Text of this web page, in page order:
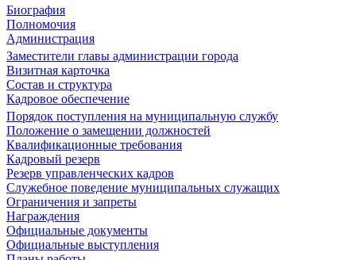
Биография
Полномочия
Администрация
Заместители главы администрации города
Визитная карточка
Состав и структура
Кадровое обеспечение
Порядок поступления на муниципальную службу
Положение о замещении должностей
Квалификационные требования
Кадровый резерв
Резерв управленческих кадров
Служебное поведение муниципальных служащих
Ограничения и запреты
Награждения
Официальные документы
Официальные выступления